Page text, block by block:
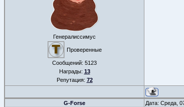
Генералиссимус
Проверенные
Сообщений: 5123
Награды: 13
Репутация: 72
G-Forse Дата: Среда,